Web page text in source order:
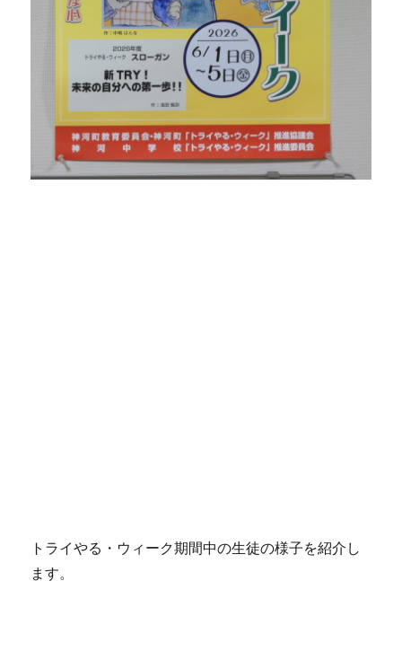
トライやる・ウィーク期間中の生徒の様子を紹介し
ます。